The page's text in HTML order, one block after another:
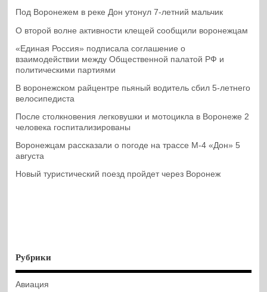
Под Воронежем в реке Дон утонул 7-летний мальчик
О второй волне активности клещей сообщили воронежцам
«Единая Россия» подписала соглашение о
взаимодействии между Общественной палатой РФ и
политическими партиями
В воронежском райцентре пьяный водитель сбил 5-летнего
велосипедиста
После столкновения легковушки и мотоцикла в Воронеже 2
человека госпитализированы
Воронежцам рассказали о погоде на трассе М-4 «Дон» 5
августа
Новый туристический поезд пройдет через Воронеж
Рубрики
Авиация